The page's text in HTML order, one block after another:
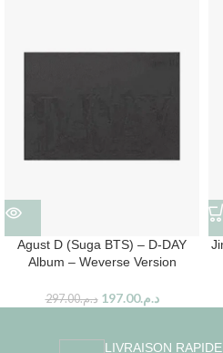
Agust D (Suga BTS) – D-DAY
Album – Weverse Version
د.م.297.00 د.م.197.00
LIVRAISON RAPIDE